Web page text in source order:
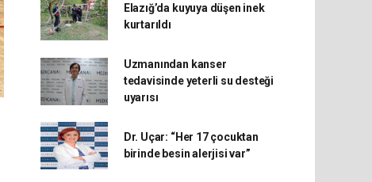
Elazığ’da kuyuya düşen inek
kurtarıldı
Uzmanından kanser
tedavisinde yeterli su desteği
uyarısı
Dr. Uçar: “Her 17 çocuktan
birinde besin alerjisi var”